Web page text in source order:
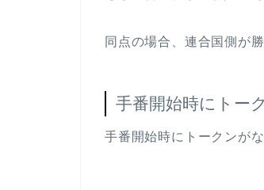
同点の場合、連合国側が勝
手番開始時にトー
手番開始時にトークンが